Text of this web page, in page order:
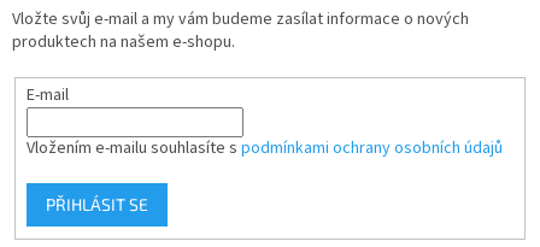
Vložte svůj e-mail a my vám budeme zasílat informace o nových
produktech na našem e-shopu.
E-mail
Vložením e-mailu souhlasíte s podmínkami ochrany osobních údajů
PŘIHLÁSIT SE